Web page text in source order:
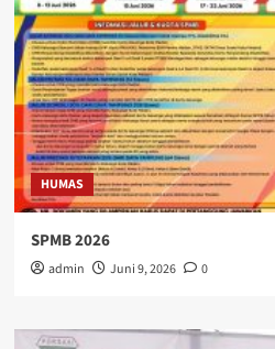
HUMAS
SPMB 2026
admin Juni 9, 2026 0